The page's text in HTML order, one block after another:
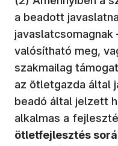
a beadott
javaslatcsomagnak
valósítható meg,
szakmailag
az ötletgazda által
beadó által jelzett
alkalmas a
ötletfejlesztés